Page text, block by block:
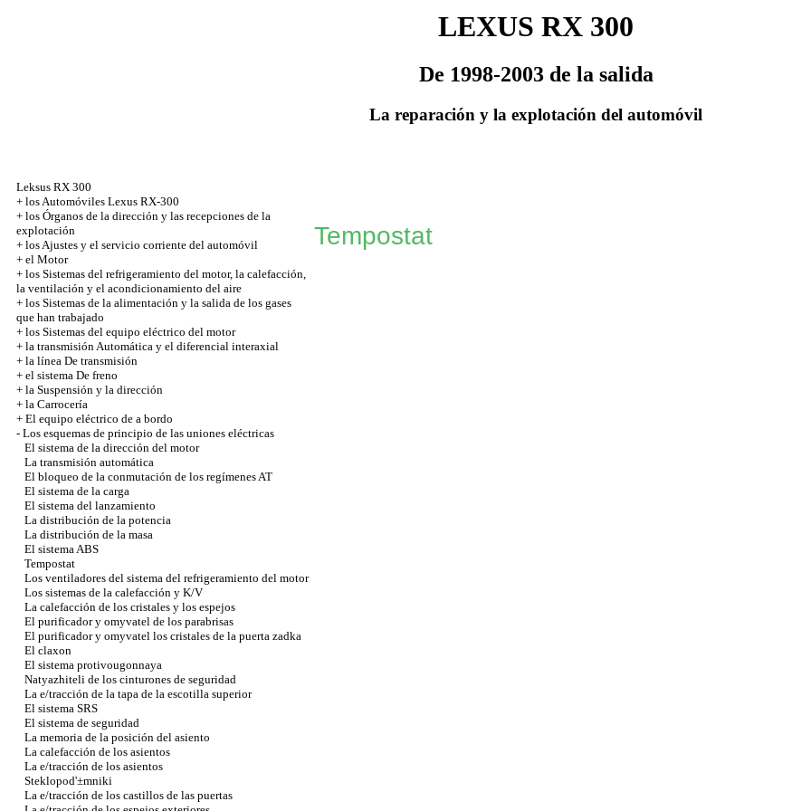
LEXUS RX 300
De 1998-2003 de la salida
La reparación y la explotación del automóvil
Leksus RX 300
+ los Automóviles Lexus RX-300
+ los Órganos de la dirección y las recepciones de la
explotación
+ los Ajustes y el servicio corriente del automóvil
+ el Motor
+ los Sistemas del refrigeramiento del motor, la calefacción,
la ventilación y el acondicionamiento del aire
+ los Sistemas de la alimentación y la salida de los gases
que han trabajado
+ los Sistemas del equipo eléctrico del motor
+ la transmisión Automática y el diferencial interaxial
+ la línea De transmisión
+ el sistema De freno
+ la Suspensión y la dirección
+ la Carrocería
+ El equipo eléctrico de a bordo
- Los esquemas de principio de las uniones eléctricas
El sistema de la dirección del motor
La transmisión automática
El bloqueo de la conmutación de los regímenes AT
El sistema de la carga
El sistema del lanzamiento
La distribución de la potencia
La distribución de la masa
El sistema ABS
Tempostat
Los ventiladores del sistema del refrigeramiento del motor
Los sistemas de la calefacción y K/V
La calefacción de los cristales y los espejos
El purificador y omyvatel de los parabrisas
El purificador y omyvatel los cristales de la puerta zadka
El claxon
El sistema protivougonnaya
Natyazhiteli de los cinturones de seguridad
La e/tracción de la tapa de la escotilla superior
El sistema SRS
El sistema de seguridad
La memoria de la posición del asiento
La calefacción de los asientos
La e/tracción de los asientos
Steklopod'±mniki
La e/tracción de los castillos de las puertas
Tempostat